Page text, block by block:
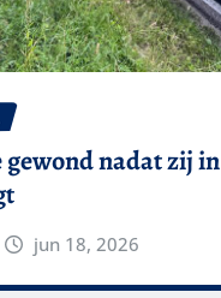
nadat zij in
jun 18, 2026